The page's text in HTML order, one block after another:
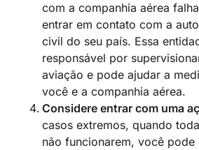
com a companhia aérea
entrar em contato com a
civil do seu país. Essa
responsável por
aviação e pode ajudar a
você e a companhia aérea.
Considere entrar com uma
casos extremos, quando
não funcionarem, você pode